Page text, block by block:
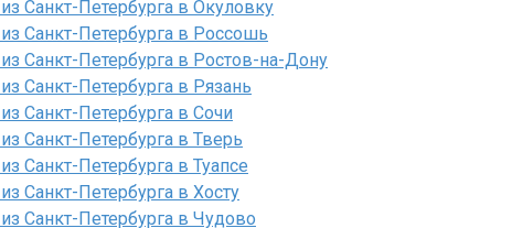
Санкт-Петербурга в Окуловку
Санкт-Петербурга в Россошь
Санкт-Петербурга в Ростов-на-Дону
Санкт-Петербурга в Рязань
Санкт-Петербурга в Сочи
Санкт-Петербурга в Тверь
Санкт-Петербурга в Туапсе
Санкт-Петербурга в Хосту
Санкт-Петербурга в Чудово